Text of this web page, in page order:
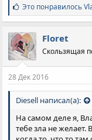
С
и
м
п
а
т
и
:
Это понравилось
Floret
Скользящая
28 Дек 2016
Diesell написал(а):
На самом деле я,
тебе зла не желает.